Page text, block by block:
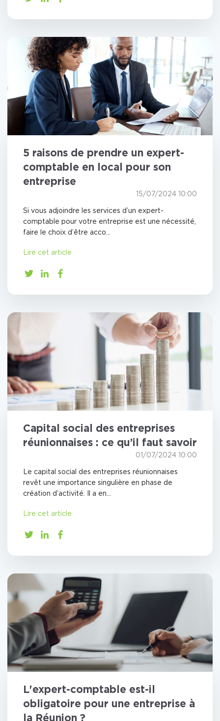
5 raisons de prendre un expert-
comptable en local pour son
entreprise
15/07/2024 10:00
Si vous adjoindre les services d’un expert-
comptable pour votre entreprise est une nécessité,
faire le choix d’être acco...
Lire cet article
Capital social des entreprises
réunionnaises : ce qu’il faut savoir
01/07/2024 10:00
Le capital social des entreprises réunionnaises
revêt une importance singulière en phase de
création d’activité. Il a en...
Lire cet article
L'expert-comptable est-il
obligatoire pour une entreprise à
la Réunion ?